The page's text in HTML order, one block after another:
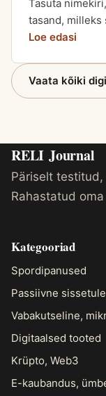
Tasuta
tasand,
Loe edasi
Vaata kõiki
RELI Journal
Päriselt
Rahastatud
Kategooriad
Spordipanused
Passiivne
Vabakutseline,
Digitaalsed tooted
Krüpto, Web3
E-kaubandus,